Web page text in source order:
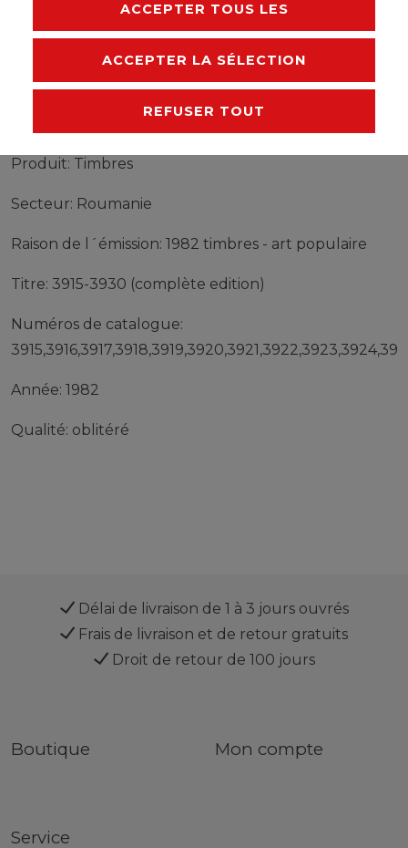
FABRICANT
Timbres Roumanie 3915-3930 (complète edition)
oblitéré 1982 timbres - art populaire
Produit: Timbres
Secteur: Roumanie
Raison de l´émission: 1982 timbres - art populaire
Titre: 3915-3930 (complète edition)
Numéros de catalogue:
Année: 1982
Qualité: oblitéré
Délai de livraison de 1 à 3 jours ouvrés
Frais de livraison et de retour gratuits
Droit de retour de 100 jours
Boutique Mon compte
Service
ACCEPTER TOUS LES
ACCEPTER LA SÉLECTION
REFUSER TOUT